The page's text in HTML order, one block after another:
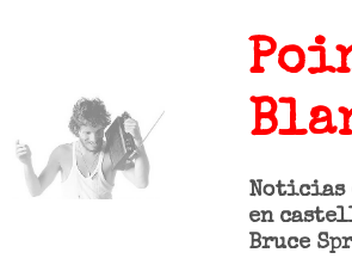
Noticias
en
Bruce